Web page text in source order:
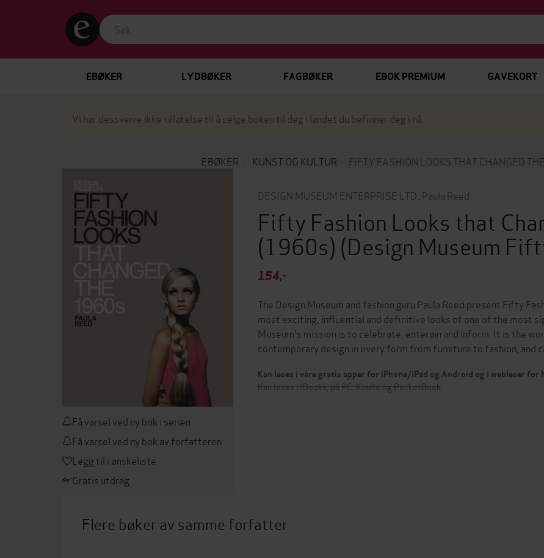
EBØKER LYDBØKER FAGBØKER EBOK PREMIUM GAVEKORT
Vi har dessverre ikke tillatelse til å selge boken til deg i landet du befinner deg i nå.
EBØKER KUNST OG KULTUR FIFTY FASHION LOOKS THAT CHANGED
Få varsel ved ny bok i serien
Få varsel ved ny bok av forfatteren
Legg til i ønskeliste
Gratis utdrag
DESIGN MUSEUM ENTERPRISE LTD Paula Reed
Fifty Fashion Looks that
(1960s) (Design Museum
154,-
The Design Museum and fashion guru Paula Reed present Fifty
most exciting, influential and definitive looks of one of the most
Museum's mission is to celebrate, enterain and inform. It is the
contemporary design in every form from furniture to fashion, and
Kan leses i våre gratis apper for iPhone/iPad og Android og i webleser for
Kan leses i iBooks, på PC, Kindle og PocketBook
Flere bøker av samme forfatter